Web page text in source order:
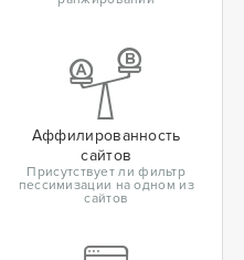
Аффилированность
сайтов
Присутствует ли фильтр
пессимизации на одном из
сайтов